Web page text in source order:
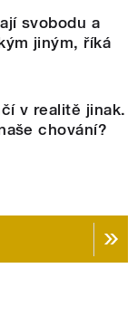
svobodu a
jiným, říká
v realitě jinak.
chování?